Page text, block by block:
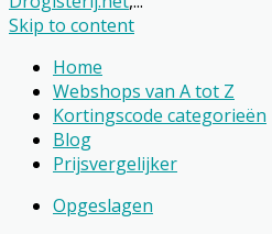
Skip to content
Home
Webshops van A tot Z
Kortingscode categorieën
Blog
Prijsvergelijker
Opgeslagen